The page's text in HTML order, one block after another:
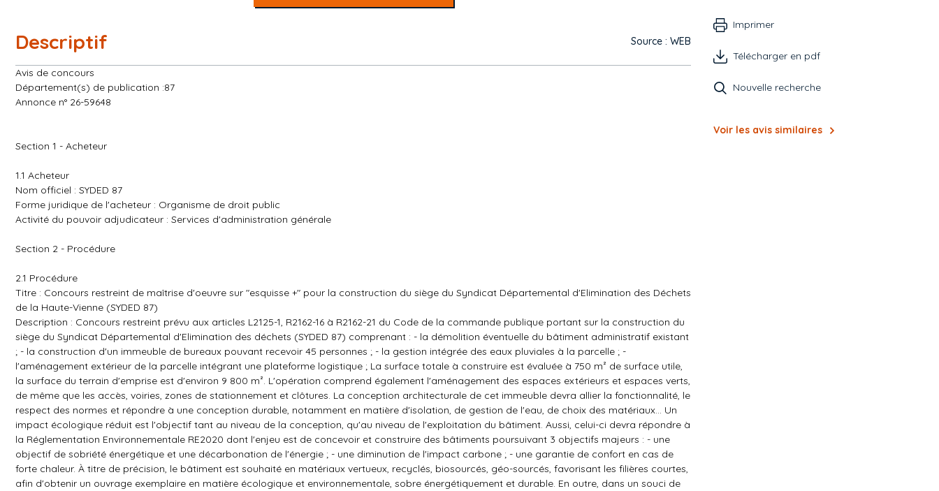
Descriptif Source : WEB
Avis de concours
Département(s) de publication :87
Annonce n° 26-59648
Section 1 - Acheteur
1.1 Acheteur
Nom officiel : SYDED 87
Forme juridique de l'acheteur : Organisme de droit public
Activité du pouvoir adjudicateur : Services d'administration générale
Section 2 - Procédure
2.1 Procédure
Titre : Concours restreint de maîtrise d'oeuvre sur "esquisse +" pour la construction du siège du Syndicat Départemental d'Elimination des Déchets
de la Haute-Vienne (SYDED 87)
Description : Concours restreint prévu aux articles L2125-1, R2162-16 à R2162-21 du Code de la commande publique portant sur la construction du
siège du Syndicat Départemental d'Elimination des déchets (SYDED 87) comprenant : - la démolition éventuelle du bâtiment administratif existant
; - la construction d'un immeuble de bureaux pouvant recevoir 45 personnes ; - la gestion intégrée des eaux pluviales à la parcelle ; -
l'aménagement extérieur de la parcelle intégrant une plateforme logistique ; La surface totale à construire est évaluée à 750 m² de surface utile,
la surface du terrain d'emprise est d'environ 9 800 m². L'opération comprend également l'aménagement des espaces extérieurs et espaces verts,
de même que les accès, voiries, zones de stationnement et clôtures. La conception architecturale de cet immeuble devra allier la fonctionnalité, le
respect des normes et répondre à une conception durable, notamment en matière d'isolation, de gestion de l'eau, de choix des matériaux... Un
impact écologique réduit est l'objectif tant au niveau de la conception, qu'au niveau de l'exploitation du bâtiment. Aussi, celui-ci devra répondre à
la Réglementation Environnementale RE2020 dont l'enjeu est de concevoir et construire des bâtiments poursuivant 3 objectifs majeurs : - une
objectif de sobriété énergétique et une décarbonation de l'énergie ; - une diminution de l'impact carbone ; - une garantie de confort en cas de
forte chaleur. À titre de précision, le bâtiment est souhaité en matériaux vertueux, recyclés, biosourcés, géo-sourcés, favorisant les filières courtes,
afin d'obtenir un ouvrage exemplaire en matière écologique et environnementale, sobre énergétiquement et durable. En outre, dans un souci de
Imprimer
Télécharger en pdf
Nouvelle recherche
Voir les avis similaires